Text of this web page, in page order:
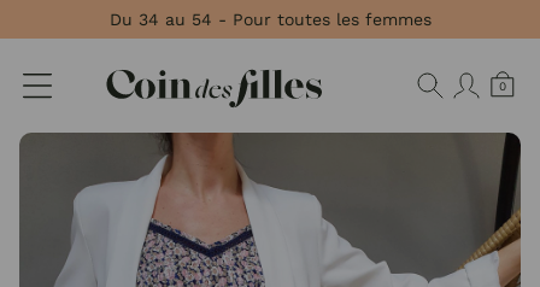
Du 34 au 54 - Pour toutes les femmes
0
Panneau de gestion des cookies